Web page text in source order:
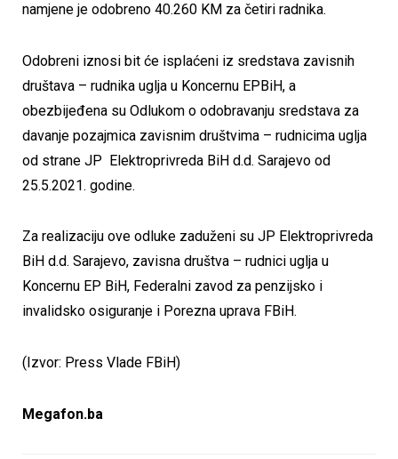
namjene je odobreno 40.260 KM za četiri radnika.
Odobreni iznosi bit će isplaćeni iz sredstava zavisnih
društava – rudnika uglja u Koncernu EPBiH, a
obezbijeđena su Odlukom o odobravanju sredstava za
davanje pozajmica zavisnim društvima – rudnicima uglja
od strane JP Elektroprivreda BiH d.d. Sarajevo od
25.5.2021. godine.
Za realizaciju ove odluke zaduženi su JP Elektroprivreda
BiH d.d. Sarajevo, zavisna društva – rudnici uglja u
Koncernu EP BiH, Federalni zavod za penzijsko i
invalidsko osiguranje i Porezna uprava FBiH.
(Izvor: Press Vlade FBiH)
Megafon.ba